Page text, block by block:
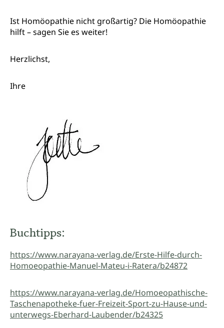
Ist Homöopathie nicht großartig? Die Homöopathie
hilft – sagen Sie es weiter!
Herzlichst,
Ihre
Buchtipps:
https://www.narayana-verlag.de/Erste-Hilfe-durch-
Homoeopathie-Manuel-Mateu-i-Ratera/b24872
https://www.narayana-verlag.de/Homoeopathische-
Taschenapotheke-fuer-Freizeit-Sport-zu-Hause-und-
unterwegs-Eberhard-Laubender/b24325